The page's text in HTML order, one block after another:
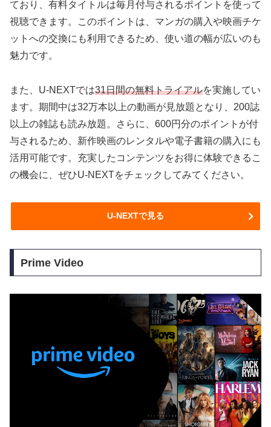
ており、有料タイトルは毎月付与されるポイントを使って
視聴できます。このポイントは、マンガの購入や映画チケ
ットへの交換にも利用できるため、使い道の幅が広いのも
魅力です。
また、U-NEXTでは31日間の無料トライアルを実施してい
ます。期間中は32万本以上の動画が見放題となり、200誌
以上の雑誌も読み放題。さらに、600円分のポイントが付
与されるため、新作映画のレンタルや電子書籍の購入にも
活用可能です。充実したコンテンツをお得に体験できるこ
の機会に、ぜひU-NEXTをチェックしてみてください。
U-NEXTで見る
Prime Video